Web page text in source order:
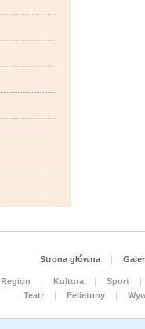
Strona główna |
Region | Kultura | Sport
|
Teatr
| Felietony |